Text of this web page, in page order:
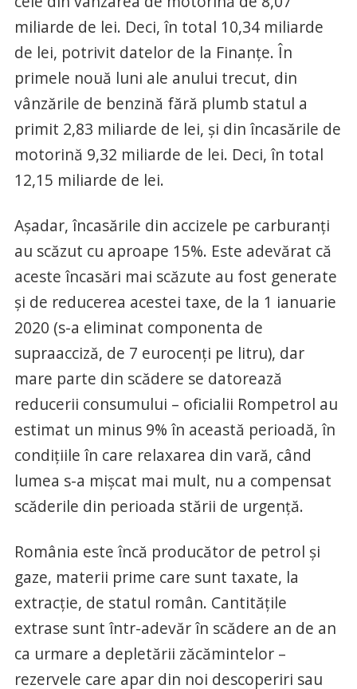
miliarde de lei. Deci, în total 10,34 miliarde
de lei, potrivit datelor de la Finanțe. În
primele nouă luni ale anului trecut, din
vânzările de benzină fără plumb statul a
primit 2,83 miliarde de lei, și din încasările de
motorină 9,32 miliarde de lei. Deci, în total
12,15 miliarde de lei.
Așadar, încasările din accizele pe carburanți
au scăzut cu aproape 15%. Este adevărat că
aceste încasări mai scăzute au fost generate
și de reducerea acestei taxe, de la 1 ianuarie
2020 (s-a eliminat componenta de
supraacciză, de 7 eurocenți pe litru), dar
mare parte din scădere se datorează
reducerii consumului – oficialii Rompetrol au
estimat un minus 9% în această perioadă, în
condițiile în care relaxarea din vară, când
lumea s-a mișcat mai mult, nu a compensat
scăderile din perioada stării de urgență.
România este încă producător de petrol și
gaze, materii prime care sunt taxate, la
extracție, de statul român. Cantitățile
extrase sunt într-adevăr în scădere an de an
ca urmare a depletării zăcămintelor –
rezervele care apar din noi descoperiri sau